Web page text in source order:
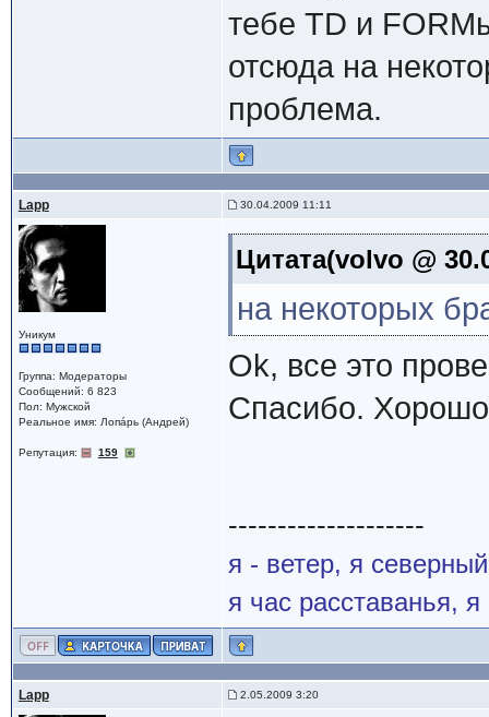
тебе TD и
отсюда на
проблема.
Lapp 30.04.2009 11:11
Уникум
Группа: Модераторы
Сообщений: 6 823
Пол: Мужской
Реальное имя: Лопáрь (Андрей)
Репутация: 159
Цитата(volvo @
на некоторых
Ok, все это
Спасибо.
--------------------
я - ветер, я
я час расставанья,
Lapp 2.05.2009 3:20